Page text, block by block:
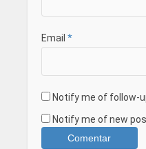
Email *
Notify me of follow-
Notify me of new